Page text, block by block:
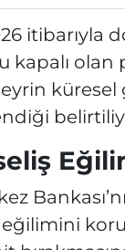
itibarıyla
kapalı